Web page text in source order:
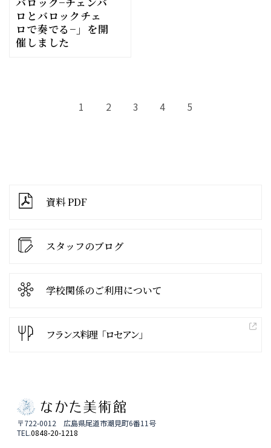
ロとバロックチェ
ロで奏でる−」を開
催しました
1 2 3 4 5
資料 PDF
スタッフのブログ
学校関係のご利用について
フランス料理「ロセアン」
〒722-0012 広島県尾道市潮見町6番11号
TEL.0848-20-1218